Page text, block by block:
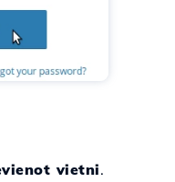
vietni.